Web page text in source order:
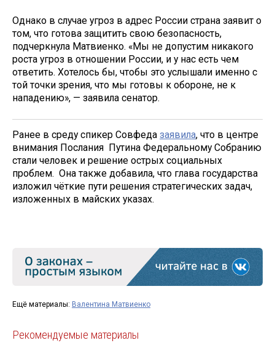
Однако в случае угроз в адрес России страна заявит о
том, что готова защитить свою безопасность,
подчеркнула Матвиенко. «Мы не допустим никакого
роста угроз в отношении России, и у нас есть чем
ответить. Хотелось бы, чтобы это услышали именно с
той точки зрения, что мы готовы к обороне, не к
нападению», — заявила сенатор.
Ранее в среду спикер Совфеда заявила, что в центре
внимания Послания Путина Федеральному Собранию
стали человек и решение острых социальных
проблем. Она также добавила, что глава государства
изложил чёткие пути решения стратегических задач,
изложенных в майских указах.
Ещё материалы: Валентина Матвиенко
Рекомендуемые материалы